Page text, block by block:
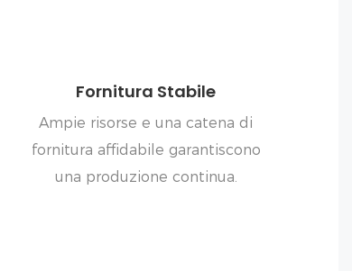
Fornitura Stabile
Ampie risorse e una catena di
fornitura affidabile garantiscono
una produzione continua.